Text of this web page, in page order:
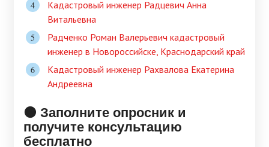
Кадастровый инженер Радцевич Анна
Витальевна
Радченко Роман Валерьевич кадастровый
инженер в Новороссийске, Краснодарский край
Кадастровый инженер Рахвалова Екатерина
Андреевна
🟠 Заполните опросник и
получите консультацию
бесплатно